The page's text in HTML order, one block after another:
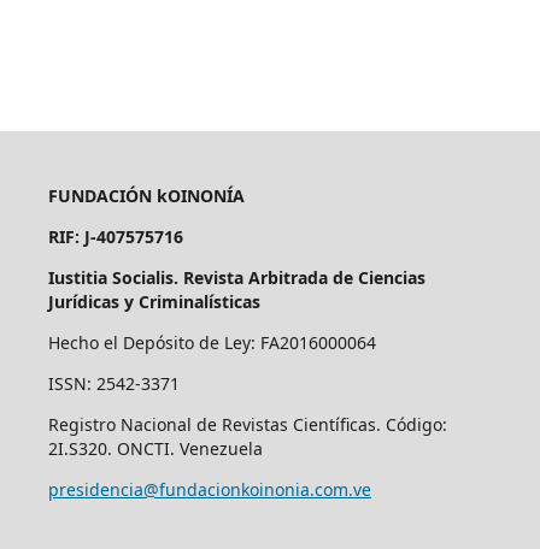
FUNDACIÓN kOINONÍA
RIF: J-407575716
Iustitia Socialis. Revista Arbitrada de Ciencias
Jurídicas y Criminalísticas
Hecho el Depósito de Ley: FA2016000064
ISSN: 2542-3371
Registro Nacional de Revistas Científicas. Código:
2I.S320. ONCTI. Venezuela
presidencia@fundacionkoinonia.com.ve